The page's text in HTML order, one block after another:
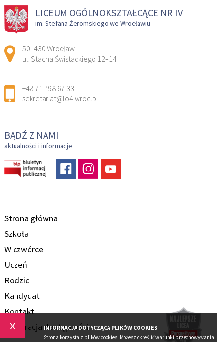
x INFORMACJA DOTYCZĄCA PLIKÓW COOKIES
Strona korzysta z plików cookies. Możesz określić warunki przechowywania
LICEUM OGÓLNOKSZTAŁCĄCE NR IV
im. Stefana Żeromskiego we Wrocławiu
Adres pocztowy:
50–430 Wrocław
ul. Stacha Świstackiego 12–14
+48 71 798 67 33
sekretariat@lo4.wroc.pl
BĄDŹ Z NAMI
aktualności i informacje
Strona główna
Szkoła
W czwórce
Uczeń
Rodzic
Kandydat
Kontakt
Deklaracja dostępności